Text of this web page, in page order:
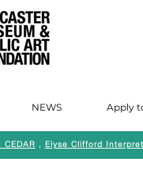
NEWS Apply
CEDAR , Elyse Clifford